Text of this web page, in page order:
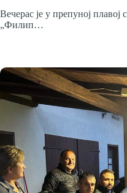
Вечерас је у препуној плавој
„Филип…